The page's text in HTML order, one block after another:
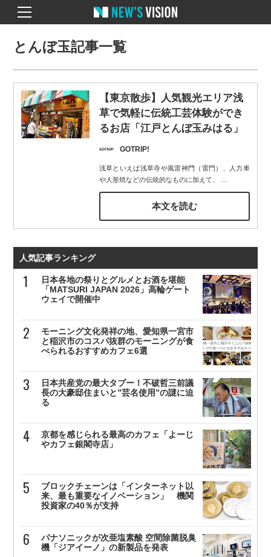
とんぼ玉記事一覧
【東京散歩】人気観光エリア浅
草で気軽に伝統工芸体験ができ
るお店「江戸とんぼ玉みはる」
GOTRIP!
浅草といえば浅草寺や風雷神門（雷門）、人力車
や人形焼などの伝統的なものに加えて、
本文を読む
人気記事ランキング
日本各地の祭りとグルメとお酒を堪能
「MATSURI JAPAN 2026」高輪ゲート
ウェイで開催中
モーニング文化発祥の地、愛知県一宮市
と稲沢市のコスパ抜群のモーニングが食
べられるおすすめカフェ6選
日本共産党の最大タブー！不破哲三前議
長の大豪邸住まいと”芸名使用”の謎に迫
る
京都を感じられる最高のカフェ「よーじ
やカフェ銀閣寺店」
ブロックチェーンは「インターネット以
来、最も重要なイノベーション」 機関
投資家の40％が支持
パナソニックが次亜塩素酸 空間除菌脱臭
機「ジアイーノ」の新製品を発表